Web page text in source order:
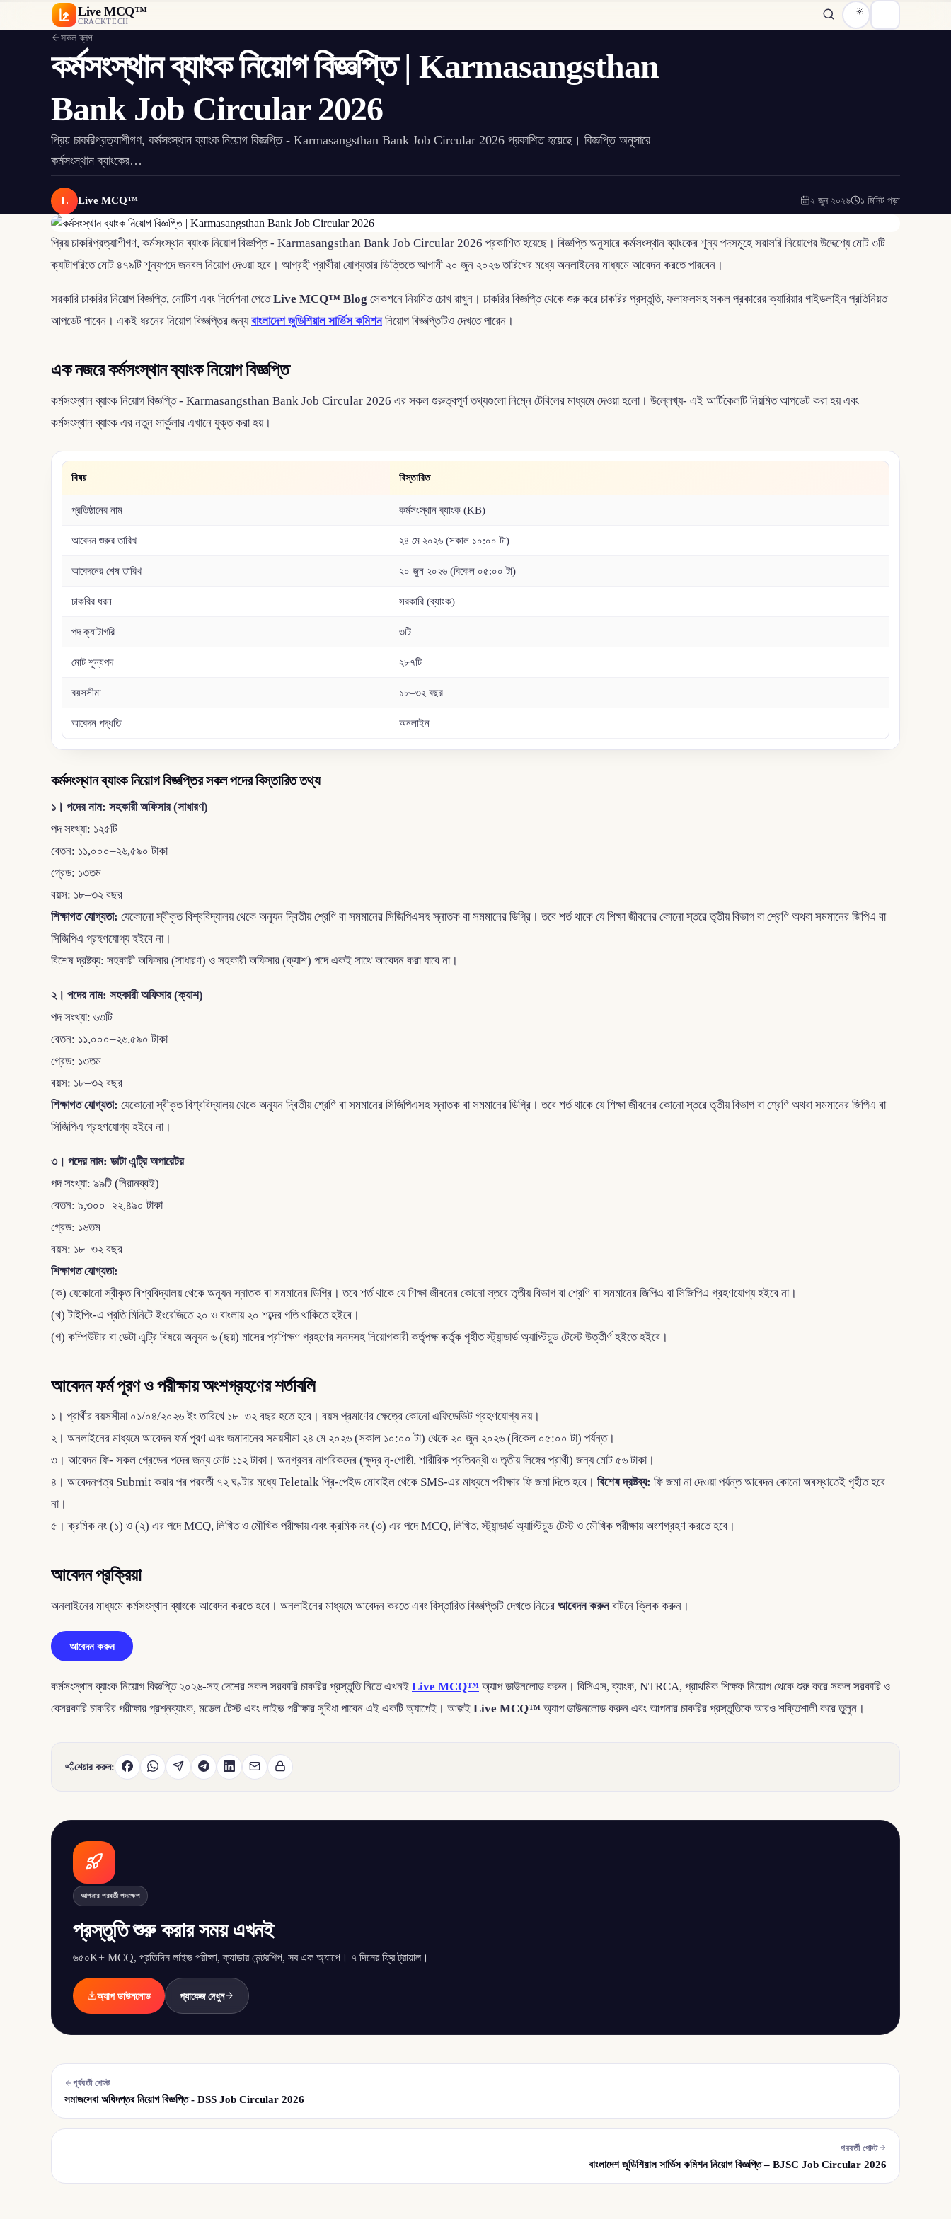
Live MCQ™
CRACKTECH
সকল ব্লগ
কর্মসংস্থান ব্যাংক নিয়োগ বিজ্ঞপ্তি | Karmasangsthan
Bank Job Circular 2026
প্রিয় চাকরিপ্রত্যাশীগণ, কর্মসংস্থান ব্যাংক নিয়োগ বিজ্ঞপ্তি - Karmasangsthan Bank Job Circular 2026 প্রকাশিত হয়েছে। বিজ্ঞপ্তি অনুসারে
কর্মসংস্থান ব্যাংকের…
L Live MCQ™ ২ জুন ২০২৬ ১ মিনিট পড়া
প্রিয় চাকরিপ্রত্যাশীগণ, কর্মসংস্থান ব্যাংক নিয়োগ বিজ্ঞপ্তি - Karmasangsthan Bank Job Circular 2026 প্রকাশিত হয়েছে। বিজ্ঞপ্তি অনুসারে কর্মসংস্থান ব্যাংকের শূন্য পদসমূহে সরাসরি নিয়োগের উদ্দেশ্যে মোট ৩টি
ক্যাটাগরিতে মোট ৪৭৯টি শূন্যপদে জনবল নিয়োগ দেওয়া হবে। আগ্রহী প্রার্থীরা যোগ্যতার ভিত্তিতে আগামী ২০ জুন ২০২৬ তারিখের মধ্যে অনলাইনের মাধ্যমে আবেদন করতে পারবেন।
সরকারি চাকরির নিয়োগ বিজ্ঞপ্তি, নোটিশ এবং নির্দেশনা পেতেLive MCQ™ Blog সেকশনে নিয়মিত চোখ রাখুন। চাকরির বিজ্ঞপ্তি থেকে শুরু করে চাকরির প্রস্তুতি, ফলাফলসহ সকল প্রকারের ক্যারিয়ার গাইডলাইন প্রতিনিয়ত
আপডেট পাবেন। একই ধরনের নিয়োগ বিজ্ঞপ্তির জন্যবাংলাদেশ জুডিশিয়াল সার্ভিস কমিশননিয়োগ বিজ্ঞপ্তিটিও দেখতে পারেন।
এক নজরে কর্মসংস্থান ব্যাংক নিয়োগ বিজ্ঞপ্তি
কর্মসংস্থান ব্যাংক নিয়োগ বিজ্ঞপ্তি - Karmasangsthan Bank Job Circular 2026 এর সকল গুরুত্বপূর্ণ তথ্যগুলো নিম্নে টেবিলের মাধ্যমে দেওয়া হলো। উল্লেখ্য- এই আর্টিকেলটি নিয়মিত আপডেট করা হয় এবং
কর্মসংস্থান ব্যাংক এর নতুন সার্কুলার এখানে যুক্ত করা হয়।
বিষয় বিস্তারিত
প্রতিষ্ঠানের নাম কর্মসংস্থান ব্যাংক (KB)
আবেদন শুরুর তারিখ ২৪ মে ২০২৬ (সকাল ১০:০০ টা)
আবেদনের শেষ তারিখ ২০ জুন ২০২৬ (বিকেল ০৫:০০ টা)
চাকরির ধরন সরকারি (ব্যাংক)
পদ ক্যাটাগরি ৩টি
মোট শূন্যপদ ২৮৭টি
বয়সসীমা ১৮–৩২ বছর
আবেদন পদ্ধতি অনলাইন
কর্মসংস্থান ব্যাংক নিয়োগ বিজ্ঞপ্তির সকল পদের বিস্তারিত তথ্য
১। পদের নাম: সহকারী অফিসার (সাধারণ)
পদ সংখ্যা: ১২৫টি
বেতন: ১১,০০০–২৬,৫৯০ টাকা
গ্রেড: ১৩তম
বয়স: ১৮–৩২ বছর
শিক্ষাগত যোগ্যতা: যেকোনো স্বীকৃত বিশ্ববিদ্যালয় থেকে অন্যূন দ্বিতীয় শ্রেণি বা সমমানের সিজিপিএসহ স্নাতক বা সমমানের ডিগ্রি। তবে শর্ত থাকে যে শিক্ষা জীবনের কোনো স্তরে তৃতীয় বিভাগ বা শ্রেণি অথবা সমমানের জিপিএ বা
সিজিপিএ গ্রহণযোগ্য হইবে না।
বিশেষ দ্রষ্টব্য: সহকারী অফিসার (সাধারণ) ও সহকারী অফিসার (ক্যাশ) পদে একই সাথে আবেদন করা যাবে না।
২। পদের নাম: সহকারী অফিসার (ক্যাশ)
পদ সংখ্যা: ৬৩টি
বেতন: ১১,০০০–২৬,৫৯০ টাকা
গ্রেড: ১৩তম
বয়স: ১৮–৩২ বছর
শিক্ষাগত যোগ্যতা: যেকোনো স্বীকৃত বিশ্ববিদ্যালয় থেকে অন্যূন দ্বিতীয় শ্রেণি বা সমমানের সিজিপিএসহ স্নাতক বা সমমানের ডিগ্রি। তবে শর্ত থাকে যে শিক্ষা জীবনের কোনো স্তরে তৃতীয় বিভাগ বা শ্রেণি অথবা সমমানের জিপিএ বা
সিজিপিএ গ্রহণযোগ্য হইবে না।
৩। পদের নাম: ডাটা এন্ট্রি অপারেটর
পদ সংখ্যা: ৯৯টি (নিরানব্বই)
বেতন: ৯,৩০০–২২,৪৯০ টাকা
গ্রেড: ১৬তম
বয়স: ১৮–৩২ বছর
শিক্ষাগত যোগ্যতা:
(ক) যেকোনো স্বীকৃত বিশ্ববিদ্যালয় থেকে অন্যূন স্নাতক বা সমমানের ডিগ্রি। তবে শর্ত থাকে যে শিক্ষা জীবনের কোনো স্তরে তৃতীয় বিভাগ বা শ্রেণি বা সমমানের জিপিএ বা সিজিপিএ গ্রহণযোগ্য হইবে না।
(খ) টাইপিং-এ প্রতি মিনিটে ইংরেজিতে ২০ ও বাংলায় ২০ শব্দের গতি থাকিতে হইবে।
(গ) কম্পিউটার বা ডেটা এন্ট্রি বিষয়ে অন্যূন ৬ (ছয়) মাসের প্রশিক্ষণ গ্রহণের সনদসহ নিয়োগকারী কর্তৃপক্ষ কর্তৃক গৃহীত স্ট্যান্ডার্ড অ্যাপ্টিচুড টেস্টে উত্তীর্ণ হইতে হইবে।
আবেদন ফর্ম পূরণ ও পরীক্ষায় অংশগ্রহণের শর্তাবলি
১। প্রার্থীর বয়সসীমা ০১/০৪/২০২৬ ইং তারিখে ১৮–৩২ বছর হতে হবে। বয়স প্রমাণের ক্ষেত্রে কোনো এফিডেভিট গ্রহণযোগ্য নয়।
২। অনলাইনের মাধ্যমে আবেদন ফর্ম পূরণ এবং জমাদানের সময়সীমা ২৪ মে ২০২৬ (সকাল ১০:০০ টা) থেকে ২০ জুন ২০২৬ (বিকেল ০৫:০০ টা) পর্যন্ত।
৩। আবেদন ফি- সকল গ্রেডের পদের জন্য মোট ১১২ টাকা। অনগ্রসর নাগরিকদের (ক্ষুদ্র নৃ-গোষ্ঠী, শারীরিক প্রতিবন্ধী ও তৃতীয় লিঙ্গের প্রার্থী) জন্য মোট ৫৬ টাকা।
৪। আবেদনপত্র Submit করার পর পরবর্তী ৭২ ঘণ্টার মধ্যে Teletalk প্রি-পেইড মোবাইল থেকে SMS-এর মাধ্যমে পরীক্ষার ফি জমা দিতে হবে। বিশেষ দ্রষ্টব্য: ফি জমা না দেওয়া পর্যন্ত আবেদন কোনো অবস্থাতেই গৃহীত হবে
না।
৫। ক্রমিক নং (১) ও (২) এর পদে MCQ, লিখিত ও মৌখিক পরীক্ষায় এবং ক্রমিক নং (৩) এর পদে MCQ, লিখিত, স্ট্যান্ডার্ড অ্যাপ্টিচুড টেস্ট ও মৌখিক পরীক্ষায় অংশগ্রহণ করতে হবে।
আবেদন প্রক্রিয়া
অনলাইনের মাধ্যমে কর্মসংস্থান ব্যাংকে আবেদন করতে হবে। অনলাইনের মাধ্যমে আবেদন করতে এবং বিস্তারিত বিজ্ঞপ্তিটি দেখতে নিচের আবেদন করুনবাটনে ক্লিক করুন।
আবেদন করুন
কর্মসংস্থান ব্যাংক নিয়োগ বিজ্ঞপ্তি ২০২৬-সহ দেশের সকল সরকারি চাকরির প্রস্তুতি নিতে এখনই Live MCQ™ অ্যাপ ডাউনলোড করুন। বিসিএস, ব্যাংক, NTRCA, প্রাথমিক শিক্ষক নিয়োগ থেকে শুরু করে সকল সরকারি ও
বেসরকারি চাকরির পরীক্ষার প্রশ্নব্যাংক, মডেল টেস্ট এবং লাইভ পরীক্ষার সুবিধা পাবেন এই একটি অ্যাপেই। আজই Live MCQ™ অ্যাপ ডাউনলোড করুন এবং আপনার চাকরির প্রস্তুতিকে আরও শক্তিশালী করে তুলুন।
শেয়ার করুন:
আপনার পরবর্তী পদক্ষেপ
প্রস্তুতি শুরু করার সময় এখনই
৬৫০K+ MCQ, প্রতিদিন লাইভ পরীক্ষা, ক্যাডার মেন্টরশিপ, সব এক অ্যাপে। ৭ দিনের ফ্রি ট্রায়াল।
অ্যাপ ডাউনলোড প্যাকেজ দেখুন
পূর্ববর্তী পোস্ট
সমাজসেবা অধিদপ্তর নিয়োগ বিজ্ঞপ্তি - DSS Job Circular 2026
পরবর্তী পোস্ট
বাংলাদেশ জুডিশিয়াল সার্ভিস কমিশন নিয়োগ বিজ্ঞপ্তি – BJSC Job Circular 2026